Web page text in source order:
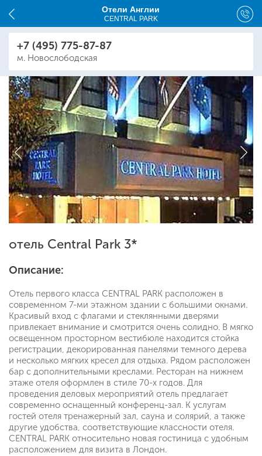
Отели Англии
CENTRAL PARK
+7 (495) 775-87-87
м. Новослободская
отель Central Park 3*
Описание:
Отель первого класса CENTRAL PARK расположен в
современном 7-ми этажном здании с большими окнами.
Красивый вход с флагами и стеклянными дверями
привлекает внимание и смотрится очень солидно. В мягко
освещенном просторном вестибюле находится стойка
регистрации, декорированная панелями темного дерева
и несколько мягких кресел для отдыха. Рядом расположен
бар с дополнительными креслами. Ресторан на нижнем
этаже отеля оформлен в стиле 70-х годов. Для
проведения деловых мероприятий отель предлагает
современно оснащенный конференц-зал. К услугам
гостей отеля тренажерный зал, сауна и солярий, а также
другие удобства, соответствующие классности отеля.
CENTRAL PARK относительно новая гостиница с удобным
расположением для визита в Лондон.